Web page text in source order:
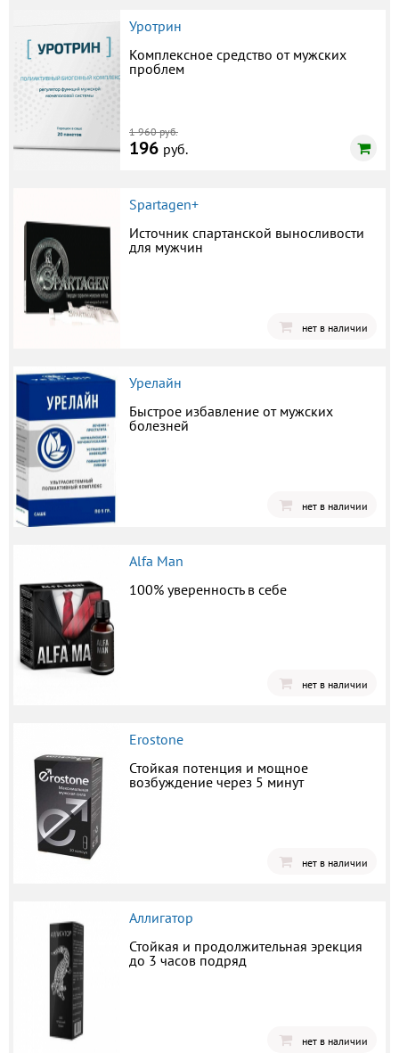
Уротрин
Комплексное средство от мужских
проблем
1 960 руб.
196 руб.
Spartagen+
Источник спартанской выносливости
для мужчин
нет в наличии
Урелайн
Быстрое избавление от мужских
болезней
нет в наличии
Alfa Man
100% уверенность в себе
нет в наличии
Erostone
Стойкая потенция и мощное
возбуждение через 5 минут
нет в наличии
Аллигатор
Стойкая и продолжительная эрекция
до 3 часов подряд
нет в наличии